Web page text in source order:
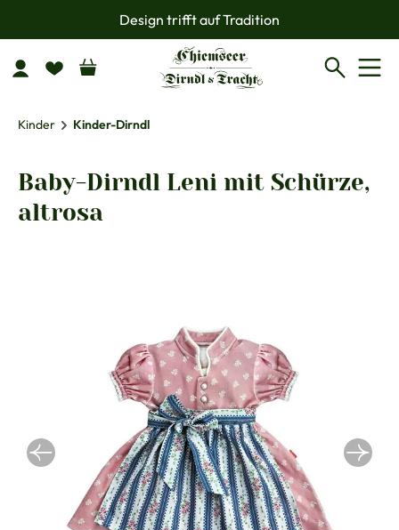
Zum Hauptinhalt springenDesign trifft auf Tradition
Kinder Kinder-Dirndl
Baby-Dirndl Leni mit Schürze,
altrosa